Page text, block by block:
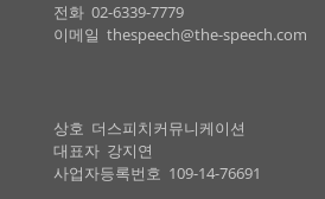
전화 02-6339-7779
이메일 thespeech@the-speech.com
상호 더스피치커뮤니케이션
대표자 강지연
사업자등록번호 109-14-76691